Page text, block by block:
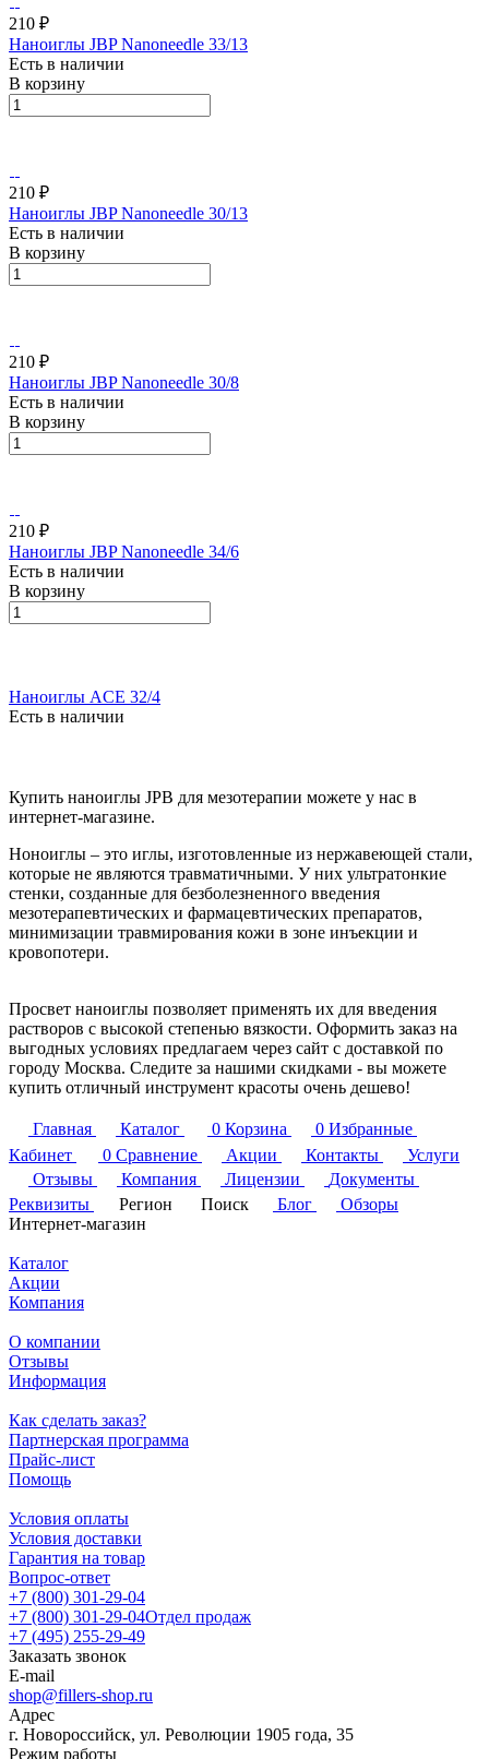
210 ₽
Наноиглы JBP Nanoneedle 33/13
Есть в наличии
В корзину
210 ₽
Наноиглы JBP Nanoneedle 30/13
Есть в наличии
В корзину
210 ₽
Наноиглы JBP Nanoneedle 30/8
Есть в наличии
В корзину
210 ₽
Наноиглы JBP Nanoneedle 34/6
Есть в наличии
В корзину
Наноиглы ACE 32/4
Есть в наличии
Купить наноиглы JPB для мезотерапии можете у нас в
интернет-магазине.
Ноноиглы – это иглы, изготовленные из нержавеющей стали,
которые не являются травматичными. У них ультратонкие
стенки, созданные для безболезненного введения
мезотерапевтических и фармацевтических препаратов,
минимизации травмирования кожи в зоне инъекции и
кровопотери.
Просвет наноиглы позволяет применять их для введения
растворов с высокой степенью вязкости. Оформить заказ на
выгодных условиях предлагаем через сайт с доставкой по
городу Москва. Следите за нашими скидками - вы можете
купить отличный инструмент красоты очень дешево!
Главная Каталог 0 Корзина 0 Избранные
Кабинет
0 Сравнение Акции Контакты
Услуги
Отзывы
Компания Лицензии
Документы
Реквизиты
Регион Поиск Блог
Обзоры
Интернет-магазин
Каталог
Акции
Компания
О компании
Отзывы
Информация
Как сделать заказ?
Партнерская программа
Прайс-лист
Помощь
Условия оплаты
Условия доставки
Гарантия на товар
Вопрос-ответ
+7 (800) 301-29-04
+7 (800) 301-29-04Отдел продаж
+7 (495) 255-29-49
Заказать звонок
E-mail
shop@fillers-shop.ru
Адрес
г. Новороссийск, ул. Революции 1905 года, 35
Режим работы